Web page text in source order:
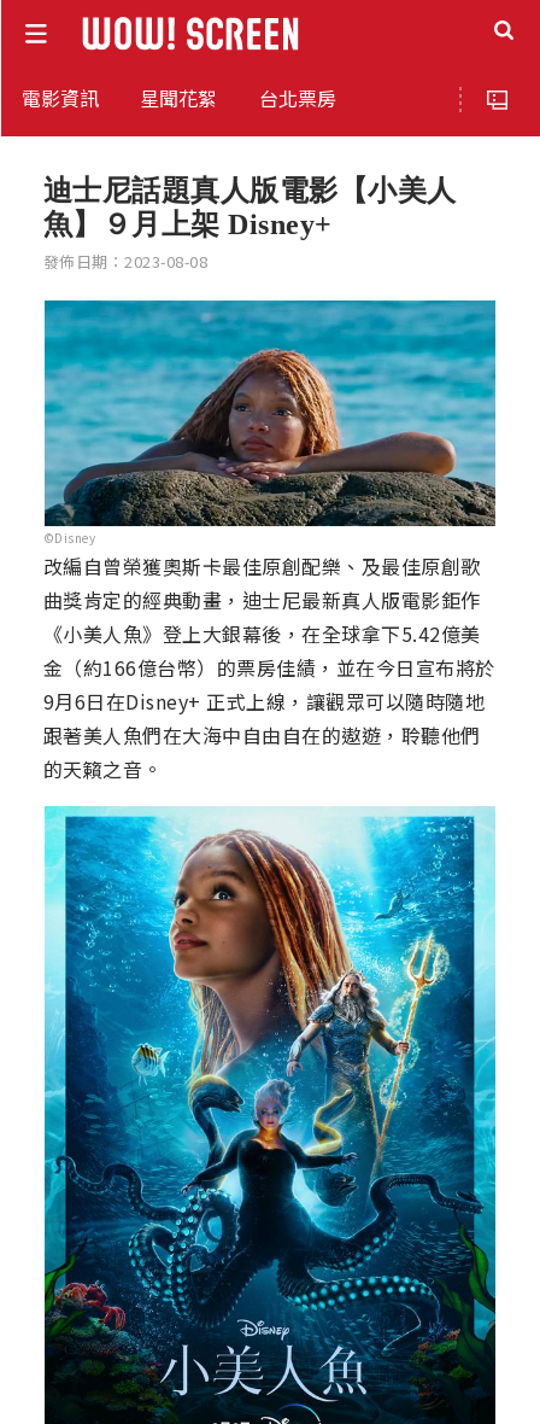
電影資訊 星聞花絮 台北票房
迪士尼話題真人版電影【小美人
魚】９月上架 Disney+
發佈日期：2023-08-08
©Disney
改編自曾榮獲奧斯卡最佳原創配樂、及最佳原創歌
曲獎肯定的經典動畫，迪士尼最新真人版電影鉅作
《小美人魚》登上大銀幕後，在全球拿下5.42億美
金（約166億台幣）的票房佳績，並在今日宣布將於
9月6日在Disney+ 正式上線，讓觀眾可以隨時隨地
跟著美人魚們在大海中自由自在的遨遊，聆聽他們
的天籟之音。